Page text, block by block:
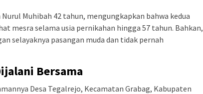
Muhibah 42 tahun, mengungkapkan bahwa kedua
mesra selama usia pernikahan hingga 57 tahun. Bahkan,
selayaknya pasangan muda dan tidak pernah
Bersama
Desa Tegalrejo, Kecamatan Grabag, Kabupaten